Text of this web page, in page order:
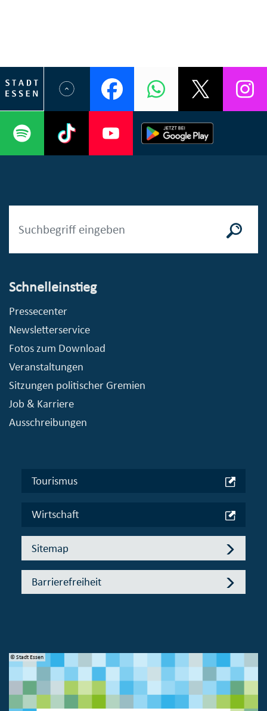
Schnelleinstieg
Pressecenter
Newsletterservice
Fotos zum Download
Veranstaltungen
Sitzungen politischer Gremien
Job & Karriere
Ausschreibungen
Tourismus
Wirtschaft
Sitemap
Barrierefreiheit
© Stadt Essen